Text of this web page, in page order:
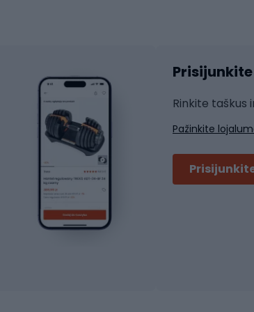
marškinėliai
kelnės
striukės
džemperiai
kepurės
priedai
Rakečių
Badmintonas
Stalo tenisas
Tenisas
Rinkite taškus
Pažinkite